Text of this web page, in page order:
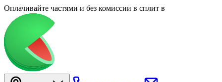
Оплачивайте частями и без комиссии в сплит в